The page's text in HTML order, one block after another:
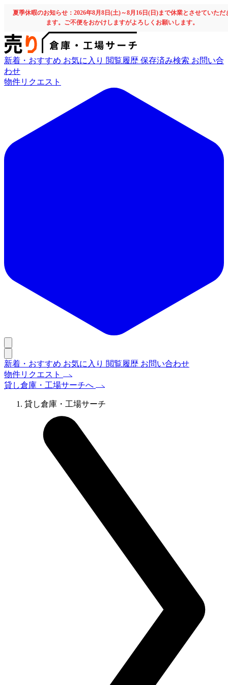
夏季休暇のお知らせ：2026年8月8日(土)～8月16日(日)まで休業とさせていただ
ます。ご不便をおかけしますがよろしくお願いします。
新着・おすすめ お気に入り 閲覧履歴 保存済み検索 お問い合
わせ
物件リクエスト
新着・おすすめ お気に入り 閲覧履歴 お問い合わせ
物件リクエスト
貸し倉庫・工場サーチへ
貸し倉庫・工場サーチ